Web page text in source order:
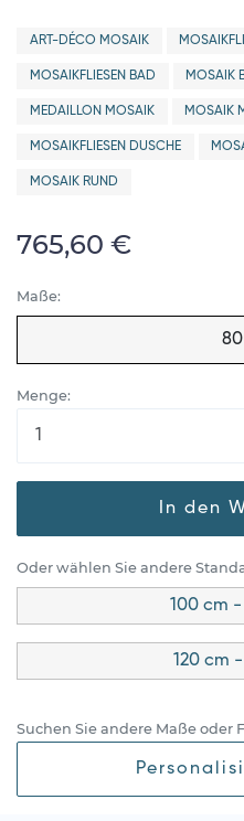
ART-DÉCO MOSAIK
MOSAIKFLIESEN BAD MOSAIK
MEDAILLON MOSAIK MOSAIK
MOSAIKFLIESEN DUSCHE
MOSAIK RUND
765,60 €
Maße:
Menge:
In den
Oder wählen Sie andere
100 cm -
120 cm -
Suchen Sie andere Maße oder